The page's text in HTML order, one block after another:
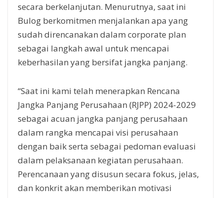
secara berkelanjutan. Menurutnya, saat ini
Bulog berkomitmen menjalankan apa yang
sudah direncanakan dalam corporate plan
sebagai langkah awal untuk mencapai
keberhasilan yang bersifat jangka panjang.
“Saat ini kami telah menerapkan Rencana
Jangka Panjang Perusahaan (RJPP) 2024-2029
sebagai acuan jangka panjang perusahaan
dalam rangka mencapai visi perusahaan
dengan baik serta sebagai pedoman evaluasi
dalam pelaksanaan kegiatan perusahaan.
Perencanaan yang disusun secara fokus, jelas,
dan konkrit akan memberikan motivasi